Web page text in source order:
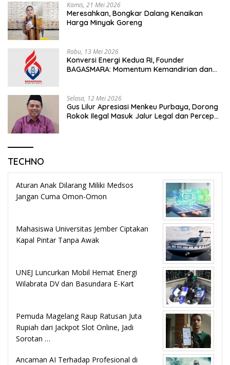
Kamis, 21 Mei 2026
Meresahkan, Bongkar Dalang Kenaikan
Harga Minyak Goreng
Rabu, 13 Mei 2026
Konversi Energi Kedua RI, Founder
BAGASMARA: Momentum Kemandirian dan
Selasa, 12 Mei 2026
Gus Lilur Apresiasi Menkeu Purbaya, Dorong
Rokok Ilegal Masuk Jalur Legal dan Percepat
TECHNO
Aturan Anak Dilarang Miliki Medsos
Jangan Cuma Omon-Omon
Mahasiswa Universitas Jember Ciptakan
Kapal Pintar Tanpa Awak
UNEJ Luncurkan Mobil Hemat Energi
Wilabrata DV dan Basundara E-Kart
Pemuda Magelang Raup Ratusan Juta
Rupiah dari Jackpot Slot Online, Jadi
Sorotan …
Ancaman AI Terhadap Profesional di